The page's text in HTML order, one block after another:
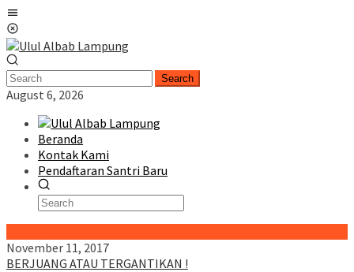
Skip
to
content
Search
August 6, 2026
Beranda
Kontak Kami
Pendaftaran Santri Baru
November 11, 2017
BERJUANG ATAU TERGANTIKAN !